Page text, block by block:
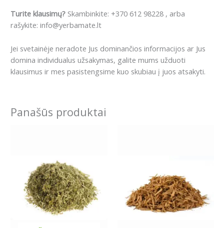
Turite klausimų? Skambinkite: +370 612 98228 , arba
rašykite: info@yerbamate.lt
Jei svetainėje neradote Jus dominančios informacijos ar Jus
domina individualus užsakymas, galite mums užduoti
klausimus ir mes pasistengsime kuo skubiau į juos atsakyti.
Panašūs produktai
multiple
variants.
The
options
may
variants.
The
options
may